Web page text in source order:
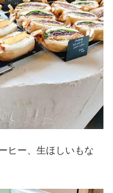
ヒー、生ほしいもな